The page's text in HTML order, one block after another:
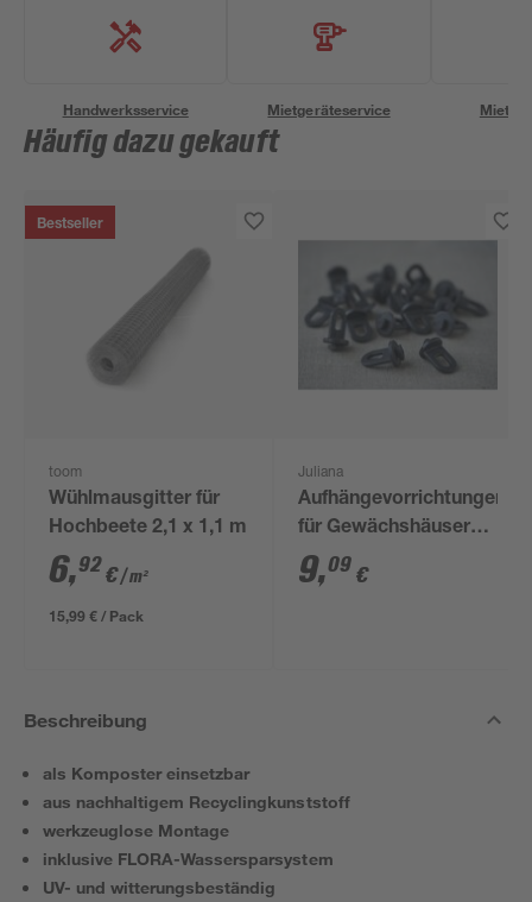
Handwerksservice Mietgeräteservice
Häufig dazu gekauft
Bestseller
toom
Wühlmausgitter für
Hochbeete 2,1 x 1,1 m
6,92€/ m²
15,99 € / Pack
Juliana
Aufhängevorrichtungen
für Gewächshäuser
schwarz 20 Stück
9,09 €
Beschreibung
als Komposter einsetzbar
aus nachhaltigem Recyclingkunststoff
werkzeuglose Montage
inklusive FLORA-Wassersparsystem
UV- und witterungsbeständig